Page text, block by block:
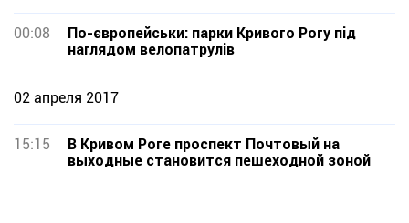
00:08
По-європейськи: парки Кривого Рогу під
наглядом велопатрулів
02 апреля 2017
15:15
В Кривом Роге проспект Почтовый на
выходные становится пешеходной зоной